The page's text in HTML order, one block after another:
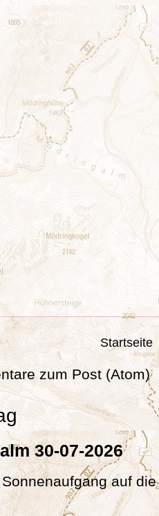
Startseite
zum Post (Atom)
30-07-2026
auf